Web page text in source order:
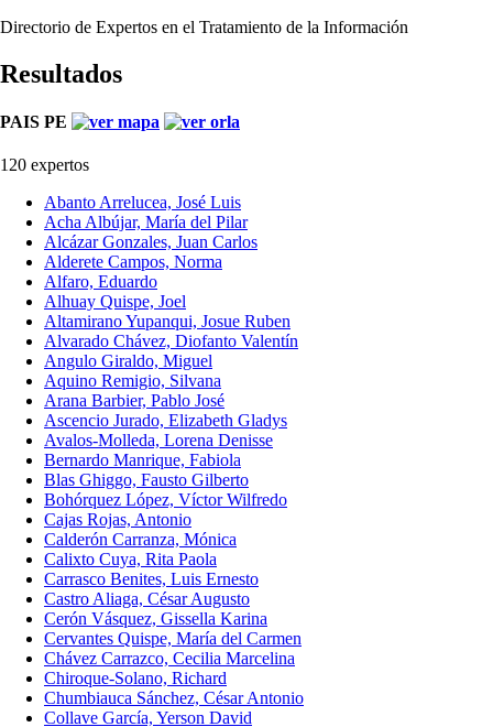
Directorio de Expertos en el Tratamiento de la Información
Resultados
PAIS PE
120 expertos
Abanto Arrelucea, José Luis
Acha Albújar, María del Pilar
Alcázar Gonzales, Juan Carlos
Alderete Campos, Norma
Alfaro, Eduardo
Alhuay Quispe, Joel
Altamirano Yupanqui, Josue Ruben
Alvarado Chávez, Diofanto Valentín
Angulo Giraldo, Miguel
Aquino Remigio, Silvana
Arana Barbier, Pablo José
Ascencio Jurado, Elizabeth Gladys
Avalos-Molleda, Lorena Denisse
Bernardo Manrique, Fabiola
Blas Ghiggo, Fausto Gilberto
Bohórquez López, Víctor Wilfredo
Cajas Rojas, Antonio
Calderón Carranza, Mónica
Calixto Cuya, Rita Paola
Carrasco Benites, Luis Ernesto
Castro Aliaga, César Augusto
Cerón Vásquez, Gissella Karina
Cervantes Quispe, María del Carmen
Chávez Carrazco, Cecilia Marcelina
Chiroque-Solano, Richard
Chumbiauca Sánchez, César Antonio
Collave García, Yerson David